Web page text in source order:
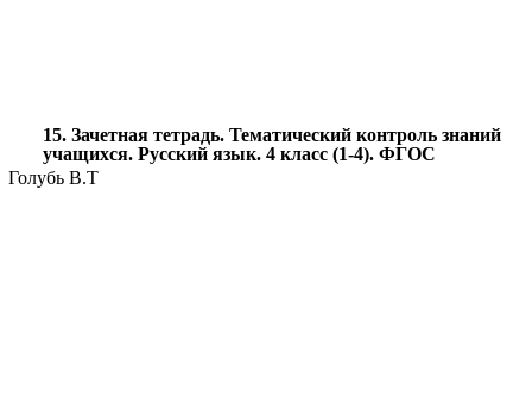
15. Зачетная тетрадь. Тематический контроль знаний
учащихся. Русский язык. 4 класс (1-4). ФГОС
Голубь В.Т